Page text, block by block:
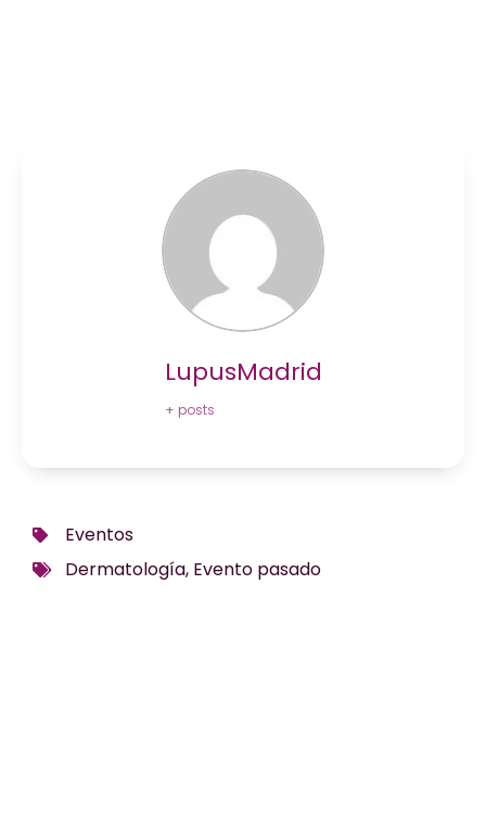
LupusMadrid
+ posts
Eventos
Dermatología, Evento pasado